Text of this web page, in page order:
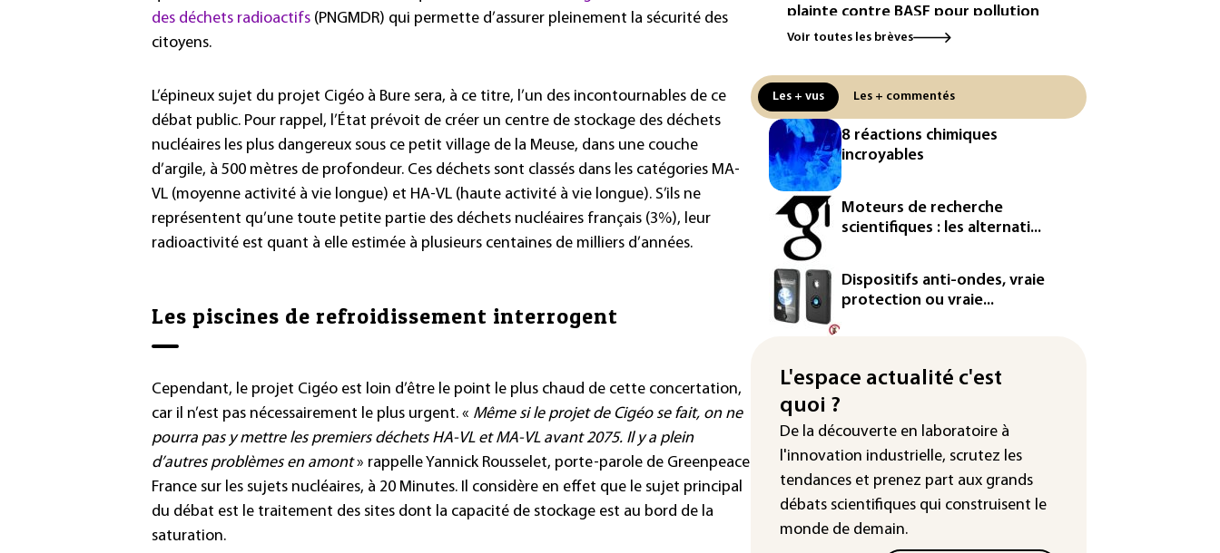
des déchets radioactifs (PNGMDR) qui permette d’assurer pleinement la sécurité des
citoyens.
L’épineux sujet du projet Cigéo à Bure sera, à ce titre, l’un des incontournables de ce
débat public. Pour rappel, l’État prévoit de créer un centre de stockage des déchets
nucléaires les plus dangereux sous ce petit village de la Meuse, dans une couche
d’argile, à 500 mètres de profondeur. Ces déchets sont classés dans les catégories MA-
VL (moyenne activité à vie longue) et HA-VL (haute activité à vie longue). S’ils ne
représentent qu’une toute petite partie des déchets nucléaires français (3%), leur
radioactivité est quant à elle estimée à plusieurs centaines de milliers d’années.
Les piscines de refroidissement interrogent
Cependant, le projet Cigéo est loin d’être le point le plus chaud de cette concertation,
car il n’est pas nécessairement le plus urgent. « Même si le projet de Cigéo se fait, on ne
pourra pas y mettre les premiers déchets HA-VL et MA-VL avant 2075. Il y a plein
d’autres problèmes en amont» rappelle Yannick Rousselet, porte-parole de Greenpeace
France sur les sujets nucléaires, à 20 Minutes. Il considère en effet que le sujet principal
du débat est le traitement des sites dont la capacité de stockage est au bord de la
saturation.
plainte contre BASF pour pollution
aux PFAS
la centrale de Golfech reconnectée
au réseau
Véhicules de livraison autonomes:
la France ouvre la voie à leur
homologation
Iris³: Eutelsat investira 3,4 milliards
d'euros dans la future
constellation européenne
Le magazine VSD racheté par
l'entrepreneur Vianney d'Alançon
attendue au plus bas depuis 1980
"Retour en force" progressif de la
chaleur dans les prochains jours en
France
Voir toutes les brèves
Les + vus Les + commentés
8 réactions chimiques
incroyables
Moteurs de recherche
scientifiques : les alternati...
Dispositifs anti-ondes, vraie
protection ou vraie...
L'espace actualité c'est
quoi ?
De la découverte en laboratoire à
l'innovation industrielle, scrutez les
tendances et prenez part aux grands
débats scientifiques qui construisent le
monde de demain.